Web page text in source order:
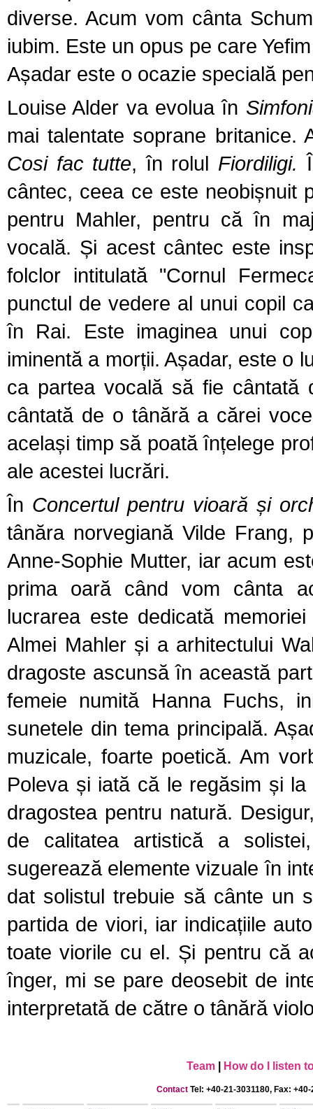
diverse. Acum vom cânta
iubim. Este un opus pe care
Așadar este o ocazie specială
Louise Alder va evolua în
mai talentate soprane
Cosi fac tutte, în rolul Fiordiligi.
cântec, ceea ce este neobișnuit
pentru Mahler, pentru că în
vocală. Și acest cântec este
folclor intitulată "Cornul
punctul de vedere al unui copil
în Rai. Este imaginea unui
iminentă a morții. Așadar, este o
ca partea vocală să fie
cântată de o tânără a cărei
același timp să poată înțelege
ale acestei lucrări.
În Concertul pentru vioară și
tânăra norvegiană Vilde
Anne-Sophie Mutter, iar acum
prima oară când vom cânta
lucrarea este dedicată
Almei Mahler și a arhitectului
dragoste ascunsă în această
femeie numită Hanna Fuchs,
sunetele din tema principală.
muzicale, foarte poetică. Am
Poleva și iată că le regăsim și
dragostea pentru natură.
de calitatea artistică a
sugerează elemente vizuale în
dat solistul trebuie să cânte un
partida de viori, iar indicațiile
toate viorile cu el. Și pentru că
înger, mi se pare deosebit de
interpretată de către o tânără
Team How do I listen
Contact Tel: +40-21-3031180, Fax: